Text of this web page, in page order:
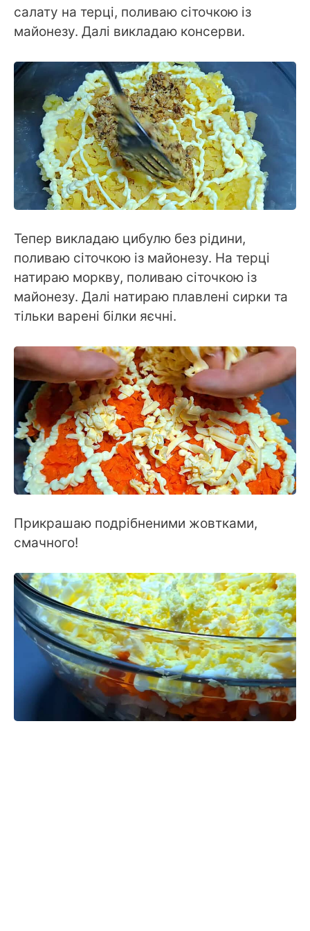
салату на терці, поливаю сіточкою із
майонезу. Далі викладаю консерви.
Тепер викладаю цибулю без рідини,
поливаю сіточкою із майонезу. На терці
натираю моркву, поливаю сіточкою із
майонезу. Далі натираю плавлені сирки та
тільки варені білки яєчні.
Прикрашаю подрібненими жовтками,
смачного!